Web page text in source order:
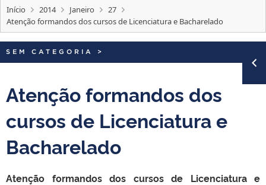
Início 2014 Janeiro
27
Atenção formandos dos cursos de Licenciatura e Bacharelado
SEM CATEGORIA >
Atenção formandos dos
cursos de Licenciatura e
Bacharelado
Atenção formandos dos cursos de Licenciatura e